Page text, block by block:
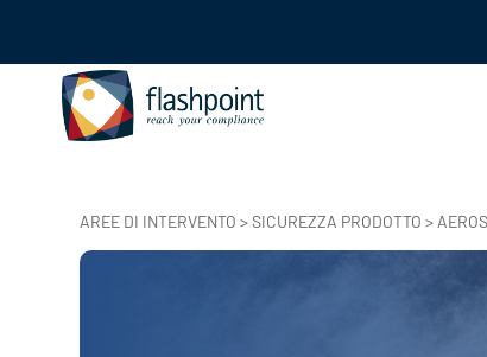
AREE DI INTERVENTO >SICUREZZA PRODOTTO >